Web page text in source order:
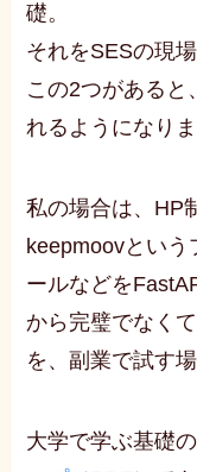
礎。
それをSESの現
この2つがあると
れるようになりま
私の場合は、HP
keepmoovという
ールなどを
から完璧でなく
を、副業で試す
大学で学ぶ基礎